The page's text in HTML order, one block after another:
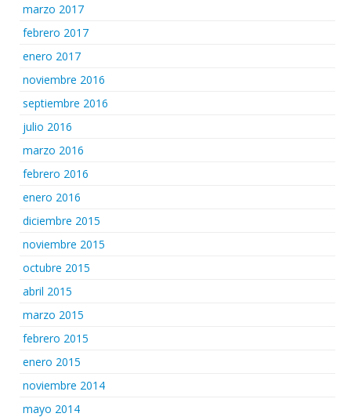
marzo 2017
febrero 2017
enero 2017
noviembre 2016
septiembre 2016
julio 2016
marzo 2016
febrero 2016
enero 2016
diciembre 2015
noviembre 2015
octubre 2015
abril 2015
marzo 2015
febrero 2015
enero 2015
noviembre 2014
mayo 2014